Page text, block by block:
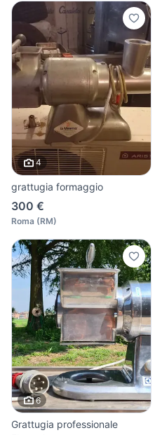
4
grattugia formaggio
300 €
Roma (RM)
6
Grattugia professionale